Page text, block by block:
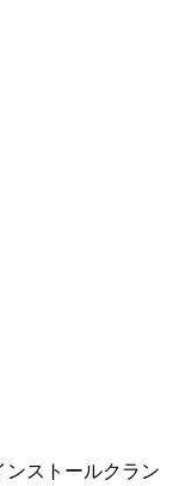
ンストールクラン